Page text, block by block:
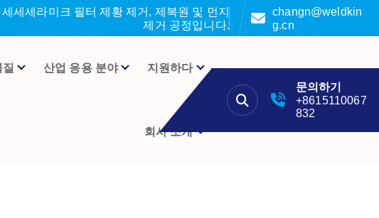
세세라미크 필터 제황 제거, 제복원 및 먼지
제거 공정입니다.
changn@weldkin
g.cn
산업 응용 분야 지원하다
회사 소개
문의하기
+8615110067
832